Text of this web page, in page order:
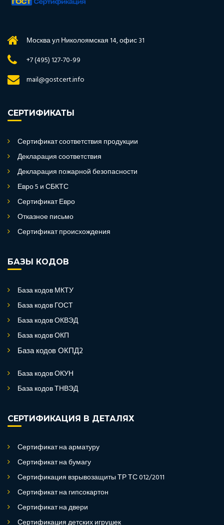
Москва ул Николоямская 14, офис 31
+7 (495) 127-70-99
mail@gostcert.info
СЕРТИФИКАТЫ
Сертификат соответствия продукции
Декларация соответствия
Декларация пожарной безопасности
Евро 5 и СБКТС
Сертификат Евро
Отказное письмо
Сертификат происхождения
БАЗЫ КОДОВ
База кодов МКТУ
База кодов ГОСТ
База кодов ОКВЭД
База кодов ОКП
База кодов ОКПД2
База кодов ОКУН
База кодов ТНВЭД
СЕРТИФИКАЦИЯ В ДЕТАЛЯХ
Сертификат на арматуру
Сертификат на бумагу
Сертификация взрывозащиты ТР ТС 012/2011
Сертификат на гипсокартон
Сертификат на двери